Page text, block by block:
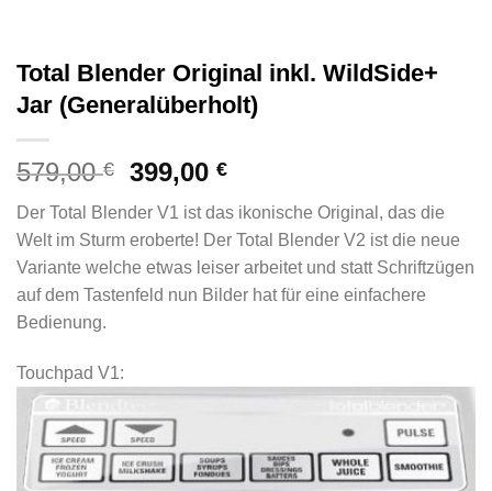
Total Blender Original inkl. WildSide+
Jar (Generalüberholt)
579,00€ 399,00€
Der Total Blender V1 ist das ikonische Original, das die
Welt im Sturm eroberte! Der Total Blender V2 ist die neue
Variante welche etwas leiser arbeitet und statt Schriftzügen
auf dem Tastenfeld nun Bilder hat für eine einfachere
Bedienung.
Touchpad V1: